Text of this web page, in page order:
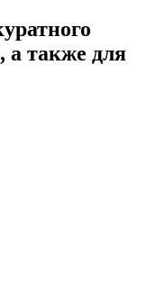
а также для